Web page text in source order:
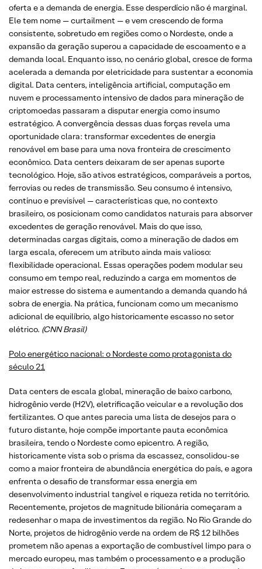
oferta e a demanda de energia. Esse desperdício não é marginal.
Ele tem nome — curtailment — e vem crescendo de forma
consistente, sobretudo em regiões como o Nordeste, onde a
expansão da geração superou a capacidade de escoamento e a
demanda local. Enquanto isso, no cenário global, cresce de forma
acelerada a demanda por eletricidade para sustentar a economia
digital. Data centers, inteligência artificial, computação em
nuvem e processamento intensivo de dados para mineração de
criptomoedas passaram a disputar energia como insumo
estratégico. A convergência dessas duas forças revela uma
oportunidade clara: transformar excedentes de energia
renovável em base para uma nova fronteira de crescimento
econômico. Data centers deixaram de ser apenas suporte
tecnológico. Hoje, são ativos estratégicos, comparáveis a portos,
ferrovias ou redes de transmissão. Seu consumo é intensivo,
contínuo e previsível — características que, no contexto
brasileiro, os posicionam como candidatos naturais para absorver
excedentes de geração renovável. Mais do que isso,
determinadas cargas digitais, como a mineração de dados em
larga escala, oferecem um atributo ainda mais valioso:
flexibilidade operacional. Essas operações podem modular seu
consumo em tempo real, reduzindo a carga em momentos de
maior estresse do sistema e aumentando a demanda quando há
sobra de energia. Na prática, funcionam como um mecanismo
adicional de equilíbrio, algo historicamente escasso no setor
elétrico. (CNN Brasil)
Polo energético nacional: o Nordeste como protagonista do
século 21
Data centers de escala global, mineração de baixo carbono,
hidrogênio verde (H2V), eletrificação veicular e a revolução dos
fertilizantes. O que antes parecia uma lista de desejos para o
futuro distante, hoje compõe importante pauta econômica
brasileira, tendo o Nordeste como epicentro. A região,
historicamente vista sob o prisma da escassez, consolidou-se
como a maior fronteira de abundância energética do país, e agora
enfrenta o desafio de transformar essa energia em
desenvolvimento industrial tangível e riqueza retida no território.
Recentemente, projetos de magnitude bilionária começaram a
redesenhar o mapa de investimentos da região. No Rio Grande do
Norte, projetos de hidrogênio verde na ordem de R$ 12 bilhões
prometem não apenas a exportação de combustível limpo para o
mercado europeu, mas também o processamento e a produção